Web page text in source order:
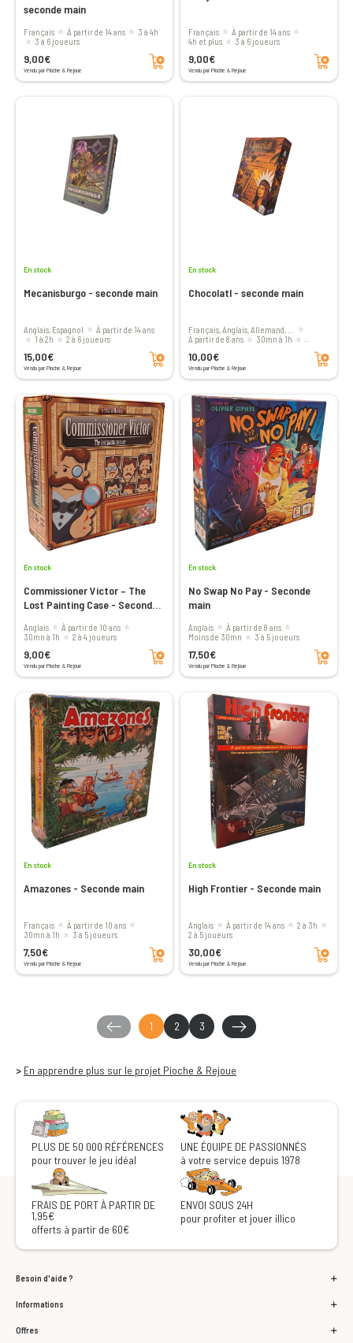
seconde main
Français à partir de 14 ans
3 à 4h
3 à 6 joueurs
9,00€
Vendu par Pioche & Rejoue
Ajouter au panier
Français
à partir de 14 ans
4h et plus
3 à 6 joueurs
9,00€
Vendu par Pioche & Rejoue
Ajouter au panier
En stock
Mecanisburgo - seconde main
Anglais, Espagnol
à partir de 14 ans
1 à 2h
2 à 6 joueurs
15,00€
Vendu par Pioche & Rejoue
Ajouter au panier
En stock
Chocolatl - seconde main
Français, Anglais, Allemand, ...
à partir de 8 ans
30mn à 1h
10,00€
Vendu par Pioche & Rejoue
Ajouter au panier
En stock
Commissioner Victor – The
Lost Painting Case - Seconde
Anglais
à partir de 10 ans
30mn à 1h
2 à 4 joueurs
9,00€
Vendu par Pioche & Rejoue
Ajouter au panier
En stock
No Swap No Pay - Seconde
main
Anglais
à partir de 8 ans
moins de 30mn
3 à 5 joueurs
17,50€
Vendu par Pioche & Rejoue
Ajouter au panier
En stock
Amazones - Seconde main
Français
à partir de 10 ans
30mn à 1h
3 à 5 joueurs
7,50€
Vendu par Pioche & Rejoue
Ajouter au panier
En stock
High Frontier - Seconde main
Anglais à partir de 14 ans
2 à 3h
2 à 5 joueurs
30,00€
Vendu par Pioche & Rejoue
Ajouter au panier
1 2 3
> En apprendre plus sur le projet Pioche & Rejoue
PLUS DE 50 000 RÉFÉRENCES
pour trouver le jeu idéal
UNE ÉQUIPE DE PASSIONNÉS
à votre service depuis 1978
FRAIS DE PORT À PARTIR DE
1,95€
offerts à partir de 60€
ENVOI SOUS 24H
pour profiter et jouer illico
Besoin d'aide ?
Informations
Offres